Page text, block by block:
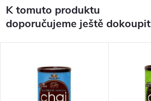
K tomuto produktu
doporučujeme ještě dokoupit